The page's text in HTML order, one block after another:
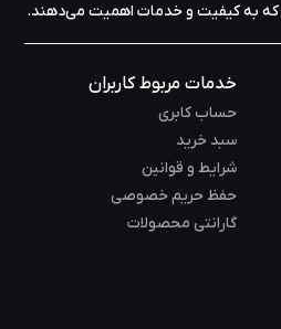
که به کیفیت و خدمات اهمیت می‌دهند.
خدمات مربوط کاربران
حساب کابری
سبد خرید
شرایط و قوانین
حفظ حریم خصوصی
گارانتی محصولات